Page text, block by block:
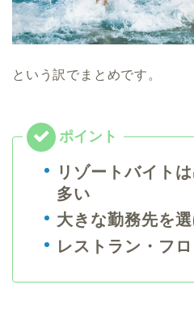
という訳でまとめです。
リゾートバイト
多い
大きな勤務先を選
レストラン・フ